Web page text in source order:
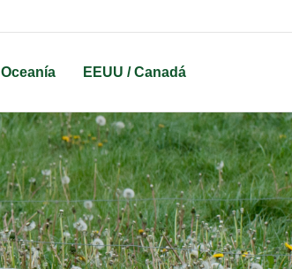
Oceanía EEUU / Canadá